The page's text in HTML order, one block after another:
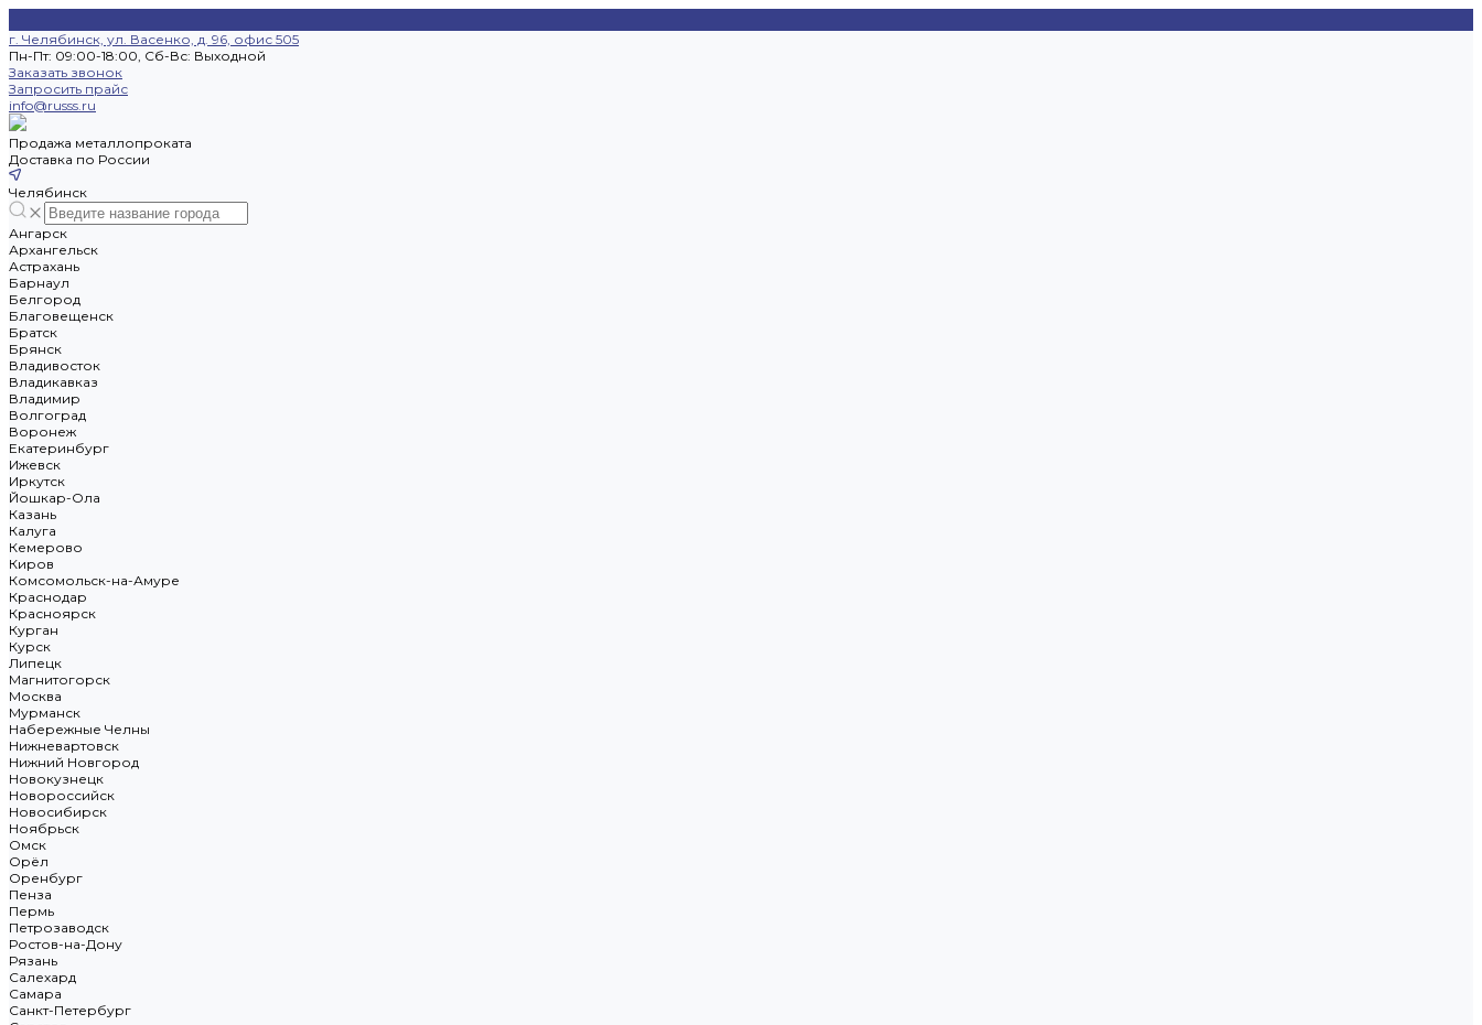
г. Челябинск, ул. Васенко, д. 96, офис 505
Пн-Пт: 09:00-18:00, Cб-Вс: Выходной
Заказать звонок
Запросить прайс
info@russs.ru
Продажа металлопроката
Доставка по России
Челябинск
Ангарск
Архангельск
Астрахань
Барнаул
Белгород
Благовещенск
Братск
Брянск
Владивосток
Владикавказ
Владимир
Волгоград
Воронеж
Екатеринбург
Ижевск
Иркутск
Йошкар-Ола
Казань
Калуга
Кемерово
Киров
Комсомольск-на-Амуре
Краснодар
Красноярск
Курган
Курск
Липецк
Магнитогорск
Москва
Мурманск
Набережные Челны
Нижневартовск
Нижний Новгород
Новокузнецк
Новороссийск
Новосибирск
Ноябрьск
Омск
Орёл
Оренбург
Пенза
Пермь
Петрозаводск
Ростов-на-Дону
Рязань
Салехард
Самара
Санкт-Петербург